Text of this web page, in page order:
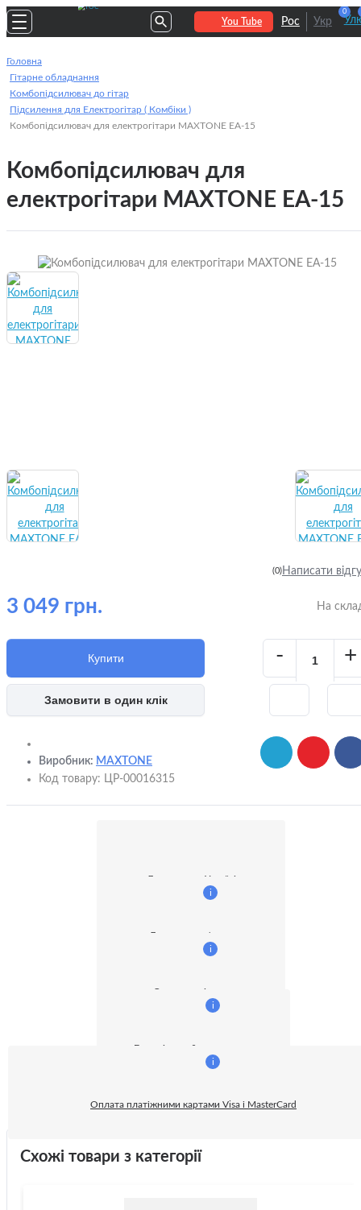
You Tube Рос Укр
0
Головна
Гітарне обладнання
Комбопідсилювач до гітар
Підсилення для Електрогітар ( Комбіки )
Комбопідсилювач для електрогітари MAXTONE EA-15
Комбопідсилювач для
електрогітари MAXTONE EA-15
(0)Написати
3 049 грн. На
Купити - +
Замовити в один клік
Виробник: MAXTONE
Код товару: ЦР-00016315
Доставка по Україні
Доставка кур'єром
i
Оплата готівкою
i
Безготівковий розрахунок:
i
Оплата платіжними картами Visa і MasterCard
i
Схожі товари з категорії